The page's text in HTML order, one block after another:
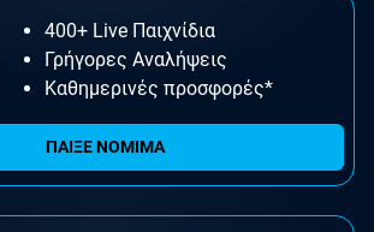
400+ Live Παιχνίδια
Γρήγορες Αναλήψεις
Καθημερινές προσφορές*
ΠΑΙΞΕ ΝΟΜΙΜΑ